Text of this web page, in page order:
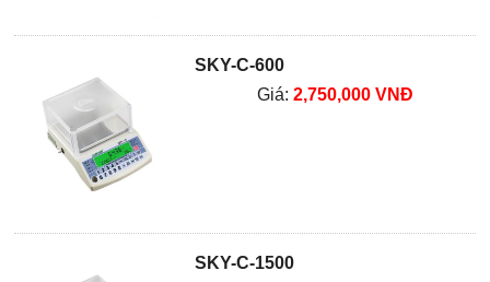
SKY-C-600
Giá: 2,750,000 VNĐ
SKY-C-1500